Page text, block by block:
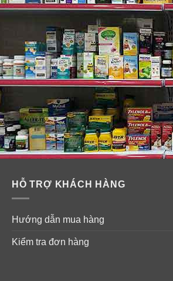
HỖ TRỢ KHÁCH HÀNG
Hướng dẫn mua hàng
Kiểm tra đơn hàng